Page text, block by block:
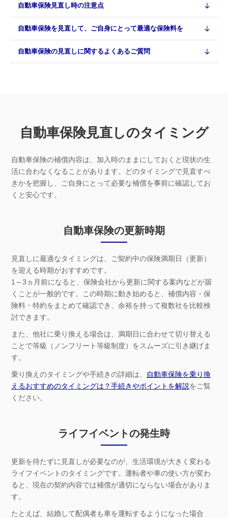
自動車保険見直し時の注意点
自動車保険を見直して、ご自身にとって最適な保険料を
自動車保険の見直しに関するよくあるご質問
自動車保険見直しのタイミング
自動車保険の補償内容は、加入時のままにしておくと現状の生
活に合わなくなることがあります。どのタイミングで見直すべ
きかを把握し、ご自身にとって必要な補償を事前に確認してお
くと安心です。
自動車保険の更新時期
見直しに最適なタイミングは、ご契約中の保険満期日（更新）
を迎える時期がおすすめです。
1～3ヵ月前になると、保険会社から更新に関する案内などが届
くことが一般的です。この時期に動き始めると、補償内容・保
険料・特約をまとめて確認でき、余裕を持って複数社を比較検
討できます。
また、他社に乗り換える場合は、満期日に合わせて切り替える
ことで等級（ノンフリート等級制度）をスムーズに引き継げま
す。
乗り換えのタイミングや手続きの詳細は、
自動車保険を乗り換
えるおすすめのタイミングは？手続きやポイントを解説をご覧
ください。
ライフイベントの発生時
更新を待たずに見直しが必要なのが、生活環境が大きく変わる
ライフイベントのタイミングです。運転者や車の使い方が変わ
ると、現在の契約内容では補償が適切にならない場合がありま
す。
たとえば、結婚して配偶者も車を運転するようになった場合